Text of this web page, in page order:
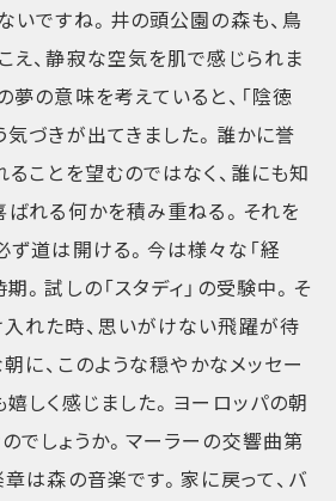
いですね。井の頭公園の森も、鳥
え、静寂な空気を肌で感じられま
夢の意味を考えていると、「陰徳
気づきが出てきました。誰かに誉
ることを望むのではなく、誰にも知
ばれる何かを積み重ねる。それを
ず道は開ける。今は様々な「経
。試しの「スタディ」の受験中。そ
れた時、思いがけない飛躍が待
朝に、このような穏やかなメッセー
嬉しく感じました。ヨーロッパの朝
でしょうか。マーラーの交響曲第
章は森の音楽です。家に戻って、バ